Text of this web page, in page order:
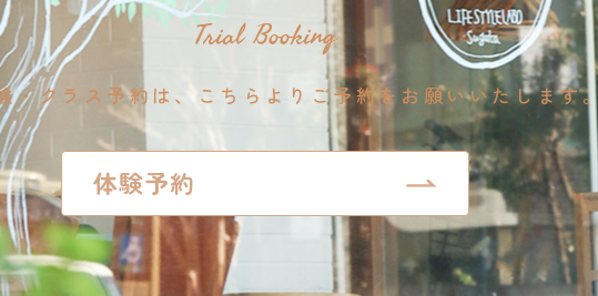
Trial Booking
・クラス予約は、こちらよりご予約をお願いいたします。
体験予約